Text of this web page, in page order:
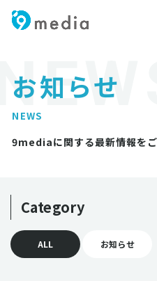
お知らせ
NEWS
9mediaに関する最新情報をご
Category
ALL お知らせ